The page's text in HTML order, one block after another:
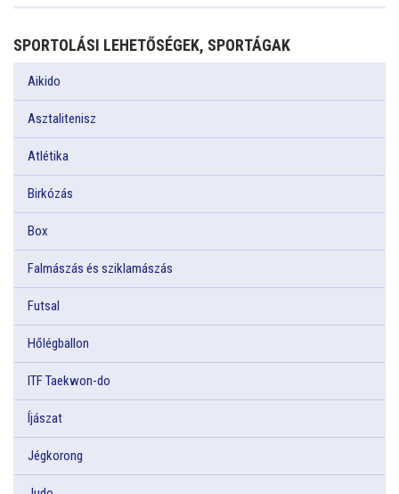
SPORTOLÁSI LEHETŐSÉGEK, SPORTÁGAK
Aikido
Asztalitenisz
Atlétika
Birkózás
Box
Falmászás és sziklamászás
Futsal
Hőlégballon
ITF Taekwon-do
Íjászat
Jégkorong